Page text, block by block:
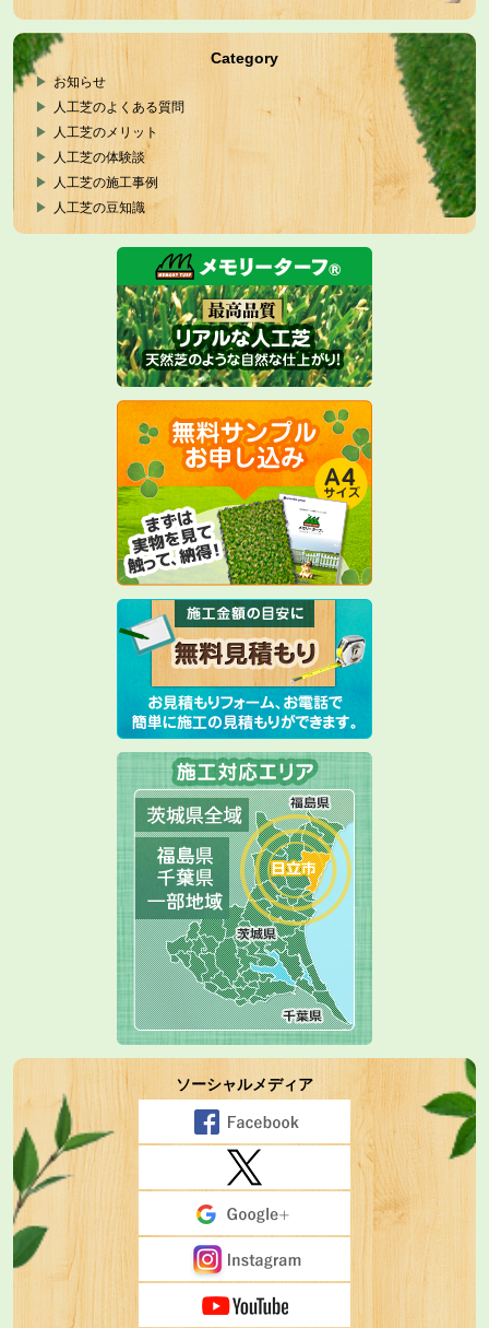
Category
お知らせ
人工芝のよくある質問
人工芝のメリット
人工芝の体験談
人工芝の施工事例
人工芝の豆知識
ソーシャルメディア